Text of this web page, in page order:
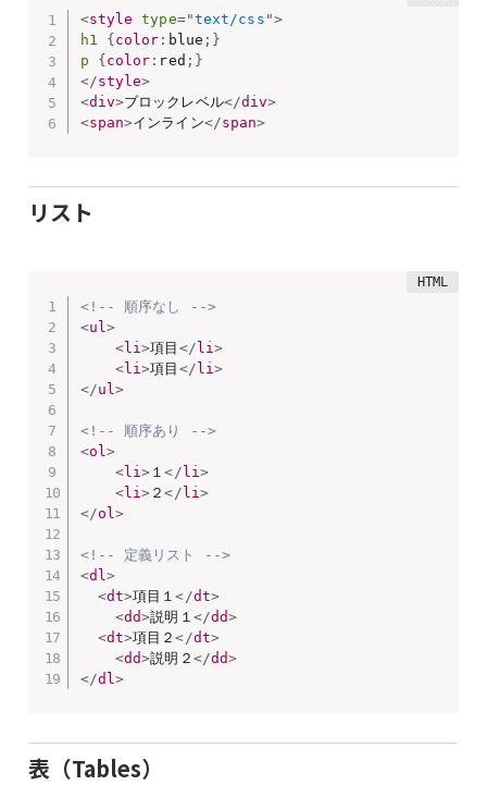
<style type="text/css ">
h1
{ color : blue ; }
p
{ color : red ; }
</style>
<div>ブロックレベル</div>
<span>インライン</span>
リスト
<!-- 順序なし -->
<ul >
<li>項目 </ li >
<li>項目 </ li >
</ul >
<!-- 順序あり -->
<ol >
<li> １</ li >
<li> ２</ li >
</ol >
<!-- 定義リスト -->
<dl >
<dt>項目１</dt>
<dd>説明１ </dd>
<dt>項目２</dt>
<dd>説明２ </dd>
</dl >
表（Tables）